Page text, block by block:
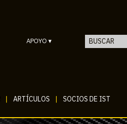
APOYO ▾
ARTÍCULOS SOCIOS DE IST